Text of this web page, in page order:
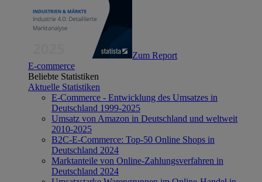
Zum Report
E-commerce
Beliebte Statistiken
Aktuelle Statistiken
E-Commerce - Entwicklung des Umsatzes in
Deutschland 1999-2025
Umsatz von Amazon in Deutschland und weltweit
2010-2025
B2C-E-Commerce: Top-50 Online Shops in
Deutschland 2024
Marktanteile von Online-Zahlungsverfahren in
Deutschland 2024